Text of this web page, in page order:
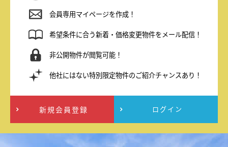
会員専用マイページを作成！
希望条件に合う新着・価格変更物件をメール配信！
非公開物件が閲覧可能！
他社にはない特別限定物件のご紹介チャンスあり！
新規会員登録 ログイン